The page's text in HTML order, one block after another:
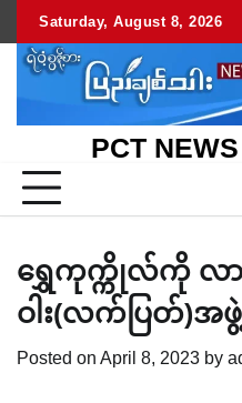
content
Saturday, August 8, 2026
PCT
ရွှေကုက္ကိုလ်ကို လ
ဝါး(လက်ပြတ်)အ
Posted on April 8, 2023 by